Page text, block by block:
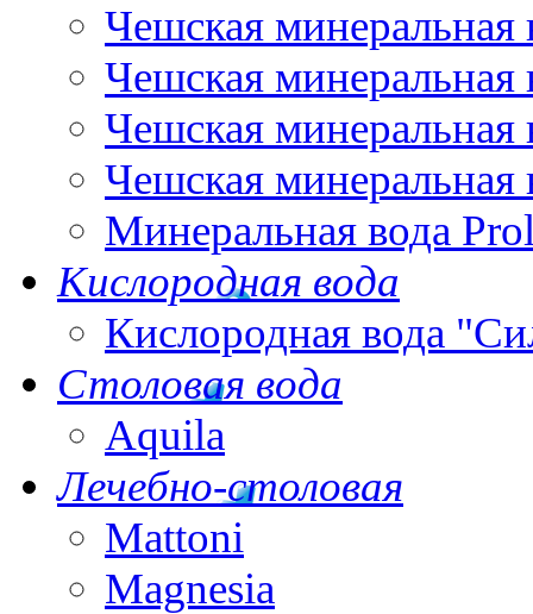
Чешская минеральная
Чешская минеральная
Чешская минеральная
Чешская минеральная
Минеральная вода
Кислородная вода
Кислородная вода
Столовая вода
Aquila
Лечебно-столовая
Mattoni
Magnesia